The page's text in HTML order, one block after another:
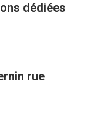
dédiées
rue